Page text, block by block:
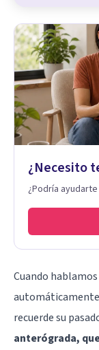
¿Necesito
¿Podría
Cuando
automáticamente
recuerde su
anterógrada,